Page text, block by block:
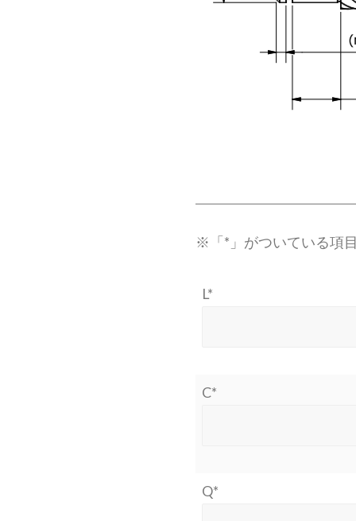
※「*」がついている項
L*
C*
Q*